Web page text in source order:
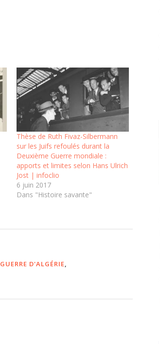
Thèse de Ruth Fivaz-Silbermann
sur les Juifs refoulés durant la
Deuxième Guerre mondiale :
apports et limites selon Hans Ulrich
Jost | infoclio
6 juin 2017
Dans "Histoire savante"
GUERRE D'ALGÉRIE,